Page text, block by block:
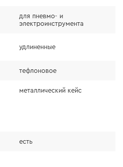
для пневмо- и
электроинструмента
удлиненные
тефлоновое
металлический кейс
есть